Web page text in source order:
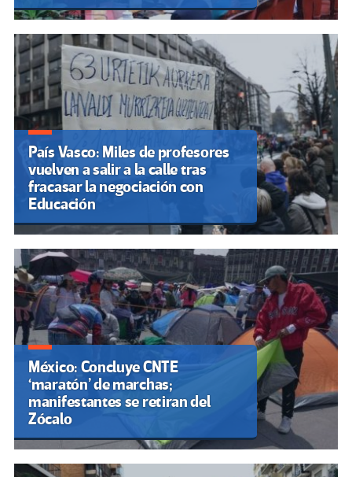
País Vasco: Miles de profesores
vuelven a salir a la calle tras
fracasar la negociación con
Educación
México: Concluye CNTE
‘maratón’ de marchas;
manifestantes se retiran del
Zócalo